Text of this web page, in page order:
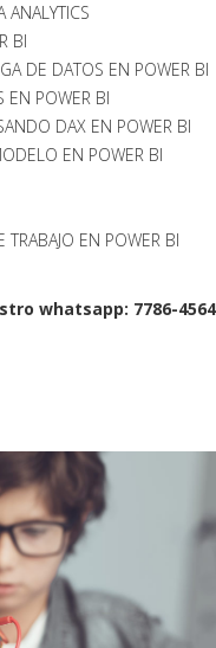
ANALYTICS
BI
DE DATOS EN POWER BI
POWER BI
DAX EN POWER BI
EN POWER BI
TRABAJO EN POWER BI
whatsapp: 7786-4564